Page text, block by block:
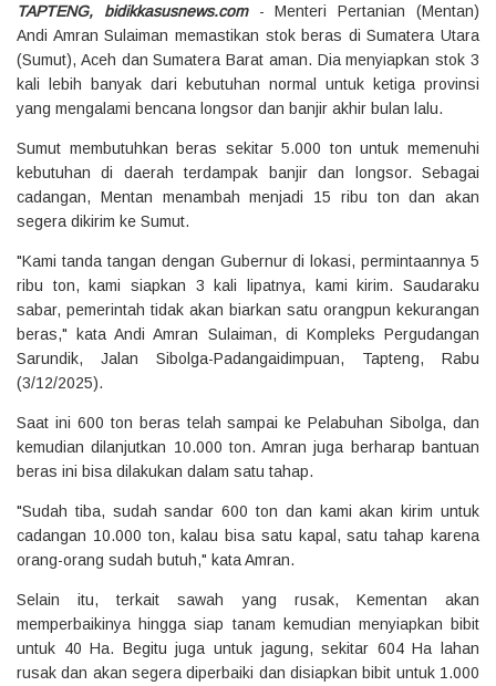
TAPTENG, bidikkasusnews.com- Menteri Pertanian (Mentan)
Andi Amran Sulaiman memastikan stok beras di Sumatera Utara
(Sumut), Aceh dan Sumatera Barat aman. Dia menyiapkan stok 3
kali lebih banyak dari kebutuhan normal untuk ketiga provinsi
yang mengalami bencana longsor dan banjir akhir bulan lalu.
Sumut membutuhkan beras sekitar 5.000 ton untuk memenuhi
kebutuhan di daerah terdampak banjir dan longsor. Sebagai
cadangan, Mentan menambah menjadi 15 ribu ton dan akan
segera dikirim ke Sumut.
"Kami tanda tangan dengan Gubernur di lokasi, permintaannya 5
ribu ton, kami siapkan 3 kali lipatnya, kami kirim. Saudaraku
sabar, pemerintah tidak akan biarkan satu orangpun kekurangan
beras," kata Andi Amran Sulaiman, di Kompleks Pergudangan
Sarundik, Jalan Sibolga-Padangaidimpuan, Tapteng, Rabu
(3/12/2025).
Saat ini 600 ton beras telah sampai ke Pelabuhan Sibolga, dan
kemudian dilanjutkan 10.000 ton. Amran juga berharap bantuan
beras ini bisa dilakukan dalam satu tahap.
"Sudah tiba, sudah sandar 600 ton dan kami akan kirim untuk
cadangan 10.000 ton, kalau bisa satu kapal, satu tahap karena
orang-orang sudah butuh," kata Amran.
Selain itu, terkait sawah yang rusak, Kementan akan
memperbaikinya hingga siap tanam kemudian menyiapkan bibit
untuk 40 Ha. Begitu juga untuk jagung, sekitar 604 Ha lahan
rusak dan akan segera diperbaiki dan disiapkan bibit untuk 1.000